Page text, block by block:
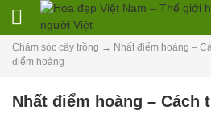
Chăm sóc cây trồng → Nhất điểm hoàng –
điểm hoàng
Nhất điểm hoàng – Cách